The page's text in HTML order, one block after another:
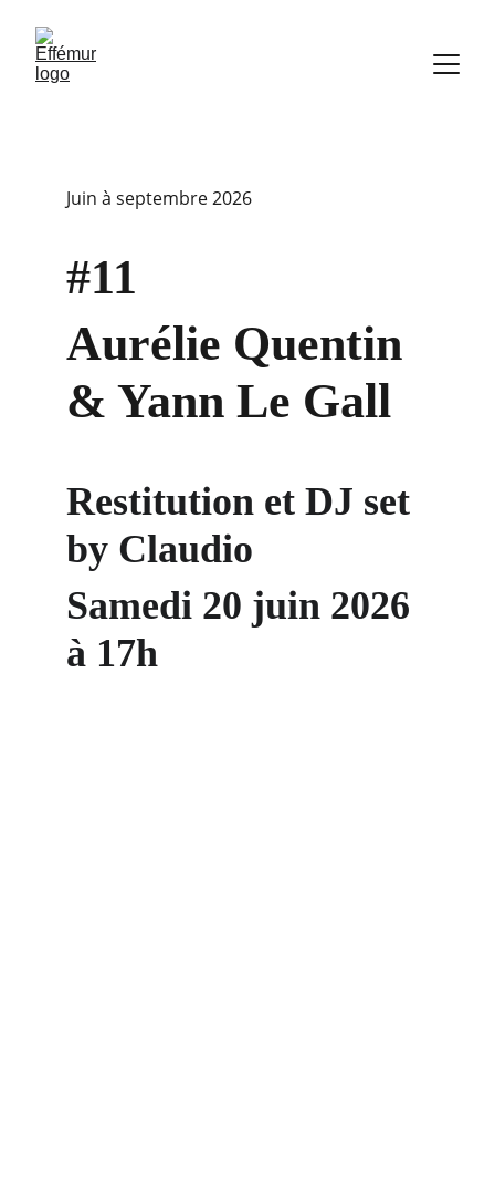
Juin à septembre 2026
#11
Aurélie Quentin
& Yann Le Gall
Restitution et DJ set
by Claudio
Samedi 20 juin 2026
à 17h